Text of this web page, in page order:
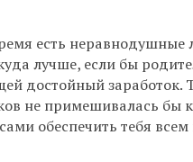
есть неравнодушные
лучше, если бы
достойный заработок.
не примешивалась бы
обеспечить тебя